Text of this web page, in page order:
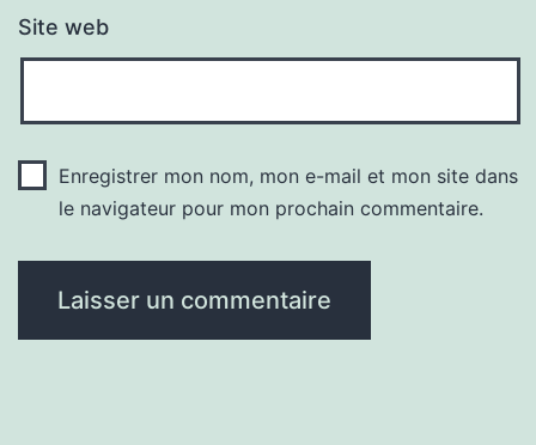
Site web
Enregistrer mon nom, mon e-mail et mon site dans
le navigateur pour mon prochain commentaire.